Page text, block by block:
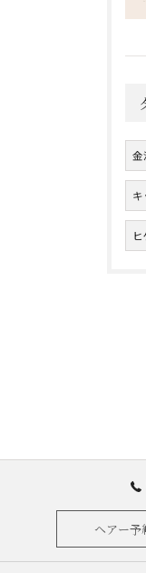
金
キ
ヒ
ヘアー予